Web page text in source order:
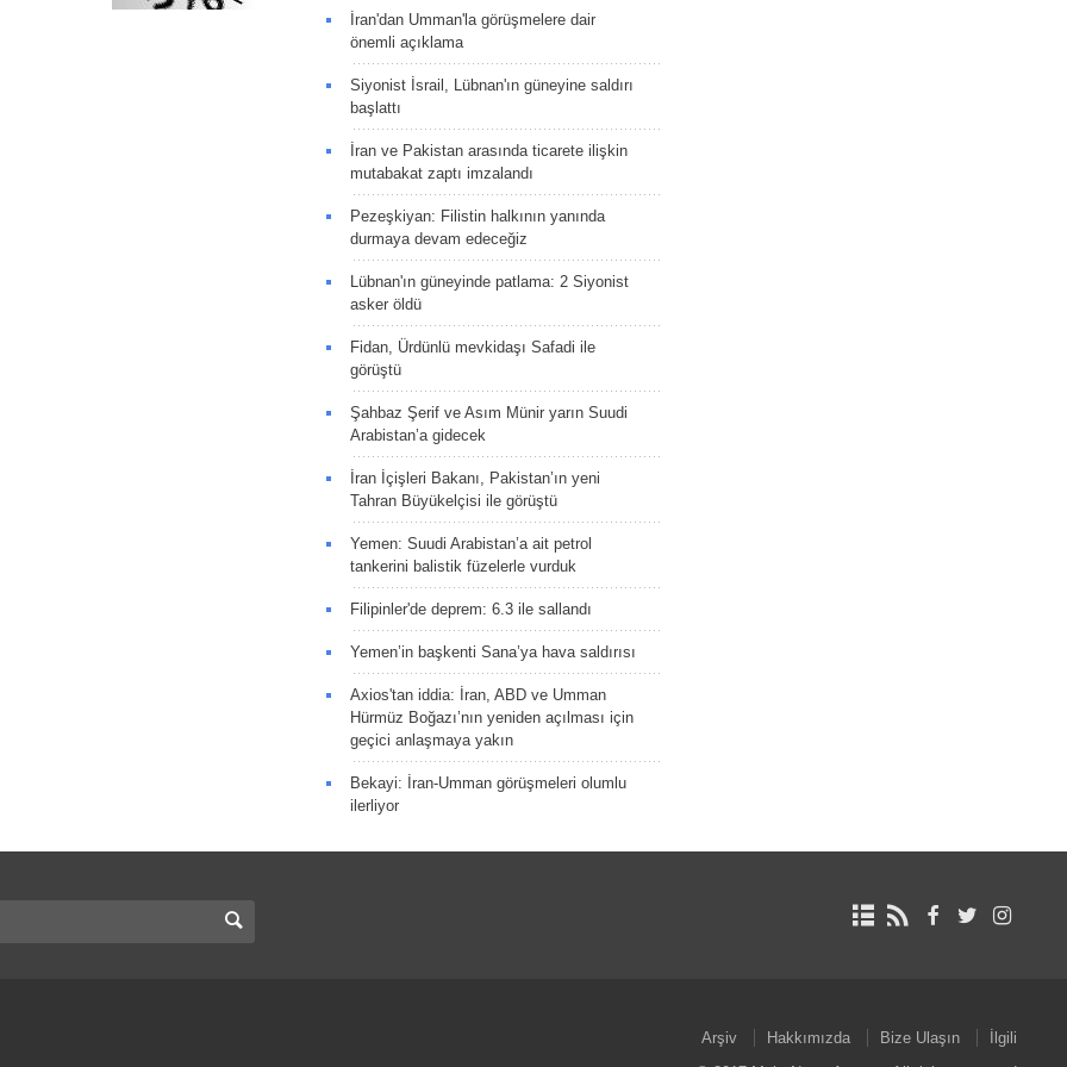
İran'dan Umman'la görüşmelere dair
önemli açıklama
Siyonist İsrail, Lübnan'ın güneyine saldırı
başlattı
İran ve Pakistan arasında ticarete ilişkin
mutabakat zaptı imzalandı
Pezeşkiyan: Filistin halkının yanında
durmaya devam edeceğiz
Lübnan'ın güneyinde patlama: 2 Siyonist
asker öldü
Fidan, Ürdünlü mevkidaşı Safadi ile
görüştü
Şahbaz Şerif ve Asım Münir yarın Suudi
Arabistan’a gidecek
İran İçişleri Bakanı, Pakistan’ın yeni
Tahran Büyükelçisi ile görüştü
Yemen: Suudi Arabistan’a ait petrol
tankerini balistik füzelerle vurduk
Filipinler'de deprem: 6.3 ile sallandı
Yemen’in başkenti Sana’ya hava saldırısı
Axios'tan iddia: İran, ABD ve Umman
Hürmüz Boğazı’nın yeniden açılması için
geçici anlaşmaya yakın
Bekayi: İran-Umman görüşmeleri olumlu
ilerliyor
Arşiv Hakkımızda Bize Ulaşın
İlgili